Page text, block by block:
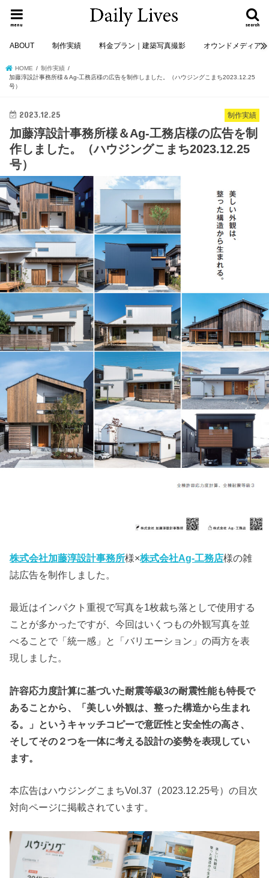
search
menu
ABOUT 制作実績 料金プラン｜建築写真撮影 オウンドメディア
HOME
制作実績
加藤淳設計事務所様＆Ag-工務店様の広告を制作しました。（ハウジングこまち2023.12.25
号）
制作実績
2023.12.25
加藤淳設計事務所様＆Ag-工務店様の広告を制
作しました。（ハウジングこまち2023.12.25
号）
株式会社加藤淳設計事務所様×株式会社Ag-工務店様の雑
誌広告を制作しました。
最近はインパクト重視で写真を1枚裁ち落としで使用する
ことが多かったですが、今回はいくつもの外観写真を並
べることで「統一感」と「バリエーション」の両方を表
現しました。
許容応力度計算に基づいた耐震等級3の耐震性能も特長で
あることから、「美しい外観は、整った構造から生まれ
る。」というキャッチコピーで意匠性と安全性の高さ、
そしてその２つを一体に考える設計の姿勢を表現してい
ます。
本広告はハウジングこまちVol.37（2023.12.25号）の目次
対向ページに掲載されています。